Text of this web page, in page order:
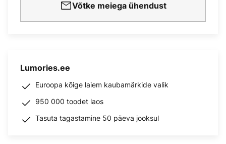
Võtke meiega ühendust
Lumories.ee
Euroopa kõige laiem kaubamärkide valik
950 000 toodet laos
Tasuta tagastamine 50 päeva jooksul